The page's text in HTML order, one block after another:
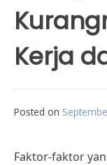
Kerja
Posted on
Faktor-faktor